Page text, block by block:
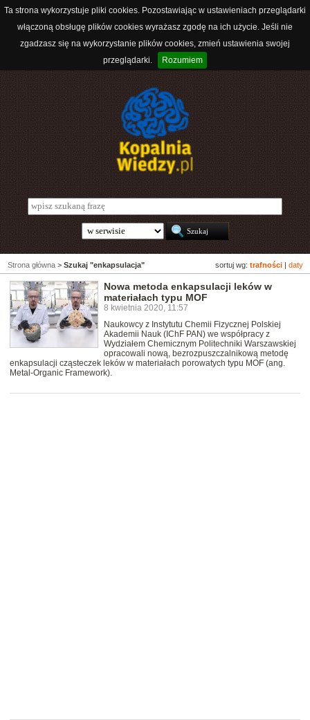
Ta strona wykorzystuje pliki cookies. Pozostawiając w ustawieniach przeglądarki
włączoną obsługę plików cookies wyrażasz zgodę na ich użycie. Jeśli nie
zgadzasz się na wykorzystanie plików cookies, zmień ustawienia swojej
przeglądarki.
Rozumiem
sortuj wg: trafności daty
Strona główna > Szukaj "enkapsulacja"
Nowa metoda enkapsulacji leków w
materiałach typu MOF
8 kwietnia 2020, 11:57
Naukowcy z Instytutu Chemii Fizycznej Polskiej
Akademii Nauk (IChF PAN) we współpracy z
Wydziałem Chemicznym Politechniki Warszawskiej
opracowali nową, bezrozpuszczalnikową metodę
enkapsulacji cząsteczek leków w materiałach porowatych typu MOF (ang.
Metal-Organic Framework).